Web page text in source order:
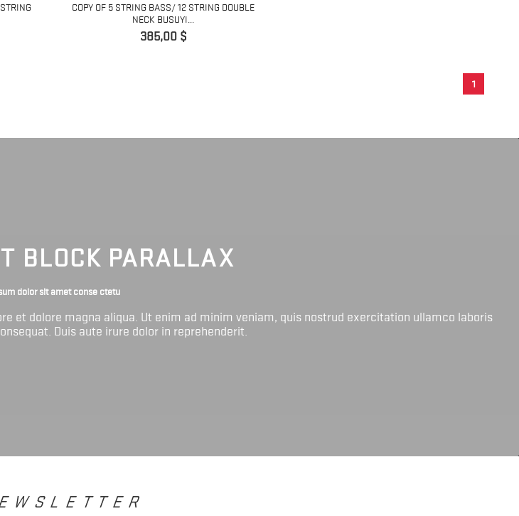
COPY OF 5 STRING BASS/ 12 STRING DOUBLE
NECK BUSUYI...
Prix
385,00 $
1
BLOCK PARALLAX
dolor sit amet conse ctetu
et dolore magna aliqua. Ut enim ad minim veniam, quis nostrud exercitation ullamco laboris
Duis aute irure dolor in reprehenderit.